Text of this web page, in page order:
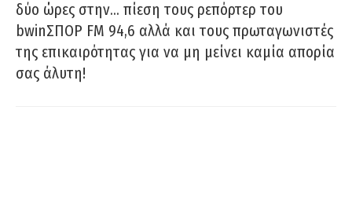
δύο ώρες στην… πίεση τους ρεπόρτερ του
bwinΣΠΟΡ FM 94,6 αλλά και τους πρωταγωνιστές
της επικαιρότητας για να μη μείνει καμία απορία
σας άλυτη!